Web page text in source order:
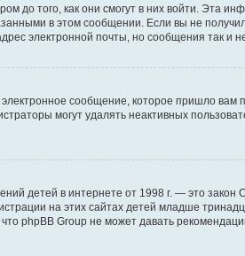
до того, как они смогут в них войти. Эта
в этом сообщении. Если вы не
электронной почты, но сообщения так и
сообщение, которое пришло
могут удалять неактивных
детей в интернете от 1998 г. — это
на этих сайтах детей младше
phpBB Group не может давать